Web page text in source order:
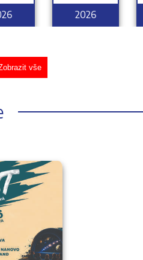
2026
vše